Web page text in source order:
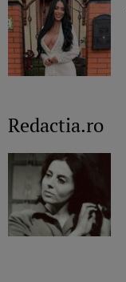
Redactia.ro